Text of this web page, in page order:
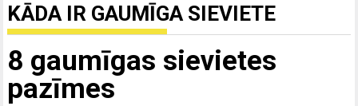
KĀDA IR GAUMĪGA SIEVIETE
8 gaumīgas sievietes
pazīmes